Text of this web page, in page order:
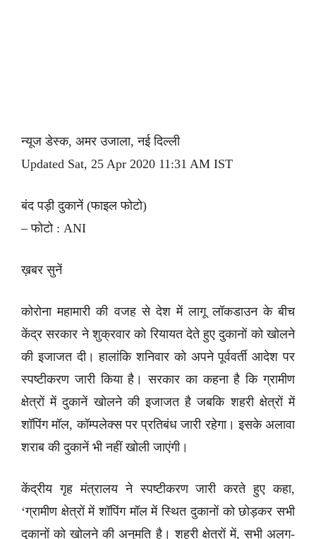
न्यूज डेस्क, अमर उजाला, नई दिल्ली
Updated Sat, 25 Apr 2020 11:31 AM IST
बंद पड़ी दुकानें (फाइल फोटो)
– फोटो : ANI
ख़बर सुनें
कोरोना महामारी की वजह से देश में लागू लॉकडाउन के बीच
केंद्र सरकार ने शुक्रवार को रियायत देते हुए दुकानों को खोलने
की इजाजत दी। हालांकि शनिवार को अपने पूर्ववर्ती आदेश पर
स्पष्टीकरण जारी किया है। सरकार का कहना है कि ग्रामीण
क्षेत्रों में दुकानें खोलने की इजाजत है जबकि शहरी क्षेत्रों में
शॉपिंग मॉल, कॉम्पलेक्स पर प्रतिबंध जारी रहेगा। इसके अलावा
शराब की दुकानें भी नहीं खोली जाएंगी।
केंद्रीय गृह मंत्रालय ने स्पष्टीकरण जारी करते हुए कहा,
‘ग्रामीण क्षेत्रों में शॉपिंग मॉल में स्थित दुकानों को छोड़कर सभी
दुकानों को खोलने की अनुमति है। शहरी क्षेत्रों में, सभी अलग-